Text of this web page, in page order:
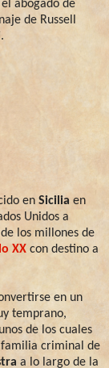
el abogado de
de Russell
.
en Sicilia en
Unidos a
los millones de
XX con destino a
en un
temprano,
de los cuales
familia criminal de
a lo largo de la